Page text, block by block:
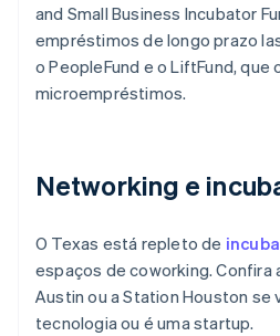
and Small Business Incubator
empréstimos de longo prazo
o PeopleFund e o LiftFund, que
microempréstimos.
Networking e
O Texas está repleto de
espaços de coworking. Confira
Austin ou a Station Houston
tecnologia ou é uma startup.